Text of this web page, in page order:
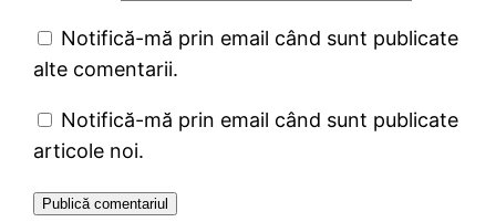
Notifică-mă prin email când sunt publicate
alte comentarii.
Notifică-mă prin email când sunt publicate
articole noi.